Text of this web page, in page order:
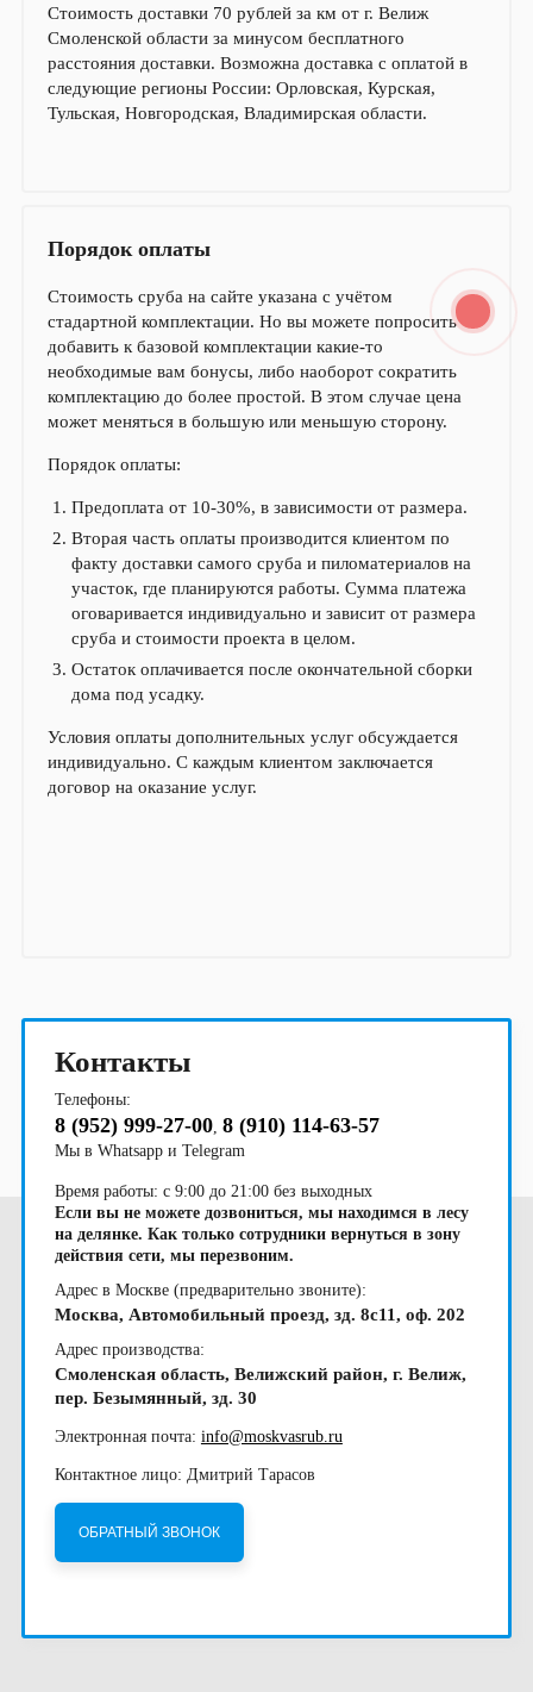
Стоимость доставки 70 рублей за км от г. Велиж
Смоленской области за минусом бесплатного
расстояния доставки. Возможна доставка с оплатой в
следующие регионы России: Орловская, Курская,
Тульская, Новгородская, Владимирская области.
Порядок оплаты
Стоимость сруба на сайте указана с учётом
стадартной комплектации. Но вы можете попросить
добавить к базовой комплектации какие-то
необходимые вам бонусы, либо наоборот сократить
комплектацию до более простой. В этом случае цена
может меняться в большую или меньшую сторону.
Порядок оплаты:
Предоплата от 10-30%, в зависимости от размера.
Вторая часть оплаты производится клиентом по
факту доставки самого сруба и пиломатериалов на
участок, где планируются работы. Сумма платежа
оговаривается индивидуально и зависит от размера
сруба и стоимости проекта в целом.
Остаток оплачивается после окончательной сборки
дома под усадку.
Условия оплаты дополнительных услуг обсуждается
индивидуально. С каждым клиентом заключается
договор на оказание услуг.
Контакты
Телефоны:
8 (952) 999-27-00, 8 (910) 114-63-57
Мы в Whatsapp и Telegram
Время работы: с 9:00 до 21:00 без выходных
Если вы не можете дозвониться, мы находимся в лесу
на делянке. Как только сотрудники вернуться в зону
действия сети, мы перезвоним.
Адрес в Москве (предварительно звоните):
Москва, Автомобильный проезд, зд. 8с11, оф. 202
Адрес производства:
Смоленская область, Велижский район, г. Велиж,
пер. Безымянный, зд. 30
Электронная почта: info@moskvasrub.ru
Контактное лицо: Дмитрий Тарасов